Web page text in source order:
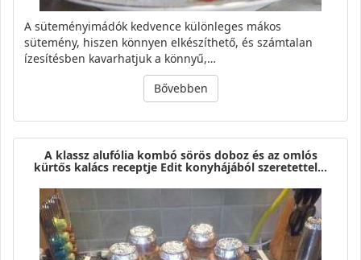
A süteményimádók kedvence különleges mákos
sütemény, hiszen könnyen elkészíthető, és számtalan
ízesítésben kavarhatjuk a könnyű,…
Bővebben
A klassz alufólia kombó sörös doboz és az omlós
kürtős kalács receptje Edit konyhájából szeretettel…